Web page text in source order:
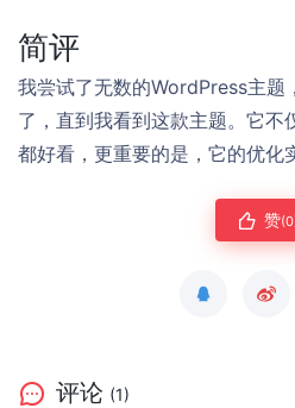
简评
我尝试了无数的WordPress主题
了，直到我看到这款主题。它不
都好看，更重要的是，它的优化
赞
评论 (1)